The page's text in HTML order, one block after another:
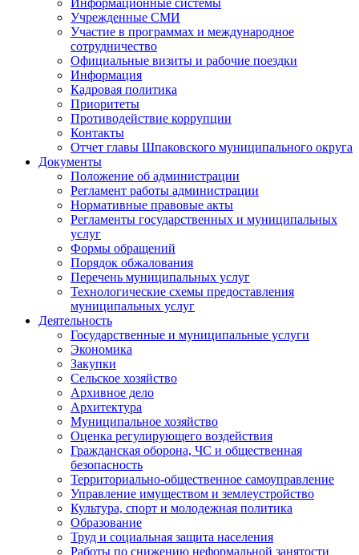
Информационные системы
Учрежденные СМИ
Участие в программах и международное
сотрудничество
Официальные визиты и рабочие поездки
Информация
Кадровая политика
Приоритеты
Противодействие коррупции
Контакты
Отчет главы Шпаковского муниципального округа
Документы
Положение об администрации
Регламент работы администрации
Нормативные правовые акты
Регламенты государственных и муниципальных
услуг
Формы обращений
Порядок обжалования
Перечень муниципальных услуг
Технологические схемы предоставления
муниципальных услуг
Деятельность
Государственные и муниципальные услуги
Экономика
Закупки
Сельское хозяйство
Архивное дело
Архитектура
Муниципальное хозяйство
Оценка регулирующего воздействия
Гражданская оборона, ЧС и общественная
безопасность
Территориально-общественное самоуправление
Управление имуществом и землеустройство
Культура, спорт и молодежная политика
Образование
Труд и социальная защита населения
Работы по снижению неформальной занятости